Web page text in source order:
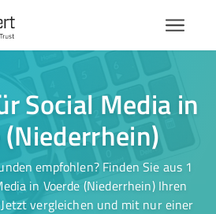
Social Media in
(Niederrhein)
empfohlen? Finden Sie aus 1
in Voerde (Niederrhein) Ihren
vergleichen und mit nur einer